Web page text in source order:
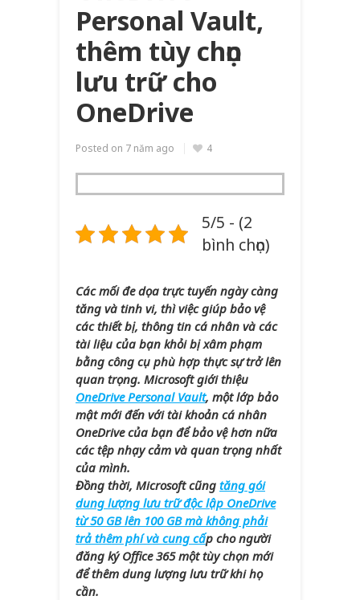
Personal Vault,
thêm tùy chọn
lưu trữ cho
OneDrive
Posted on 7 năm ago 4
5/5 - (2
bình chọn)
Các mối đe dọa trực tuyến ngày càng
tăng và tinh vi, thì việc giúp bảo vệ
các thiết bị, thông tin cá nhân và các
tài liệu của bạn khỏi bị xâm phạm
bằng công cụ phù hợp thực sự trở lên
quan trọng. Microsoft giới thiệu
OneDrive Personal Vault, một lớp bảo
mật mới đến với tài khoản cá nhân
OneDrive của bạn để bảo vệ hơn nữa
các tệp nhạy cảm và quan trọng nhất
của mình.
Đồng thời, Microsoft cũng tăng gói
dung lượng lưu trữ độc lập OneDrive
từ 50 GB lên 100 GB mà không phải
trả thêm phí và cung cấp cho người
đăng ký Office 365 một tùy chọn mới
để thêm dung lượng lưu trữ khi họ
cần.